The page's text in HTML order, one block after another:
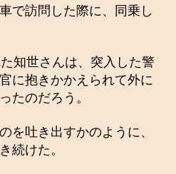
で訪問した際に、同乗し
知世さんは、突入した警
に抱きかかえられて外に
たのだろう。
を吐き出すかのように、
続けた。